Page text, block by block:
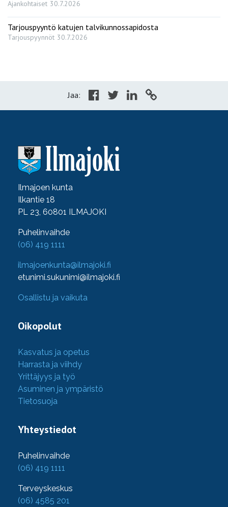
Ajankohtaiset 30.7.2026
Tarjouspyyntö katujen talvikunnossapidosta
Tarjouspyynnöt 30.7.2026
Jaa:
Ilmajoen kunta
Ilkantie 18
PL 23, 60801 ILMAJOKI
Puhelinvaihde
(06) 419 1111
ilmajoenkunta@ilmajoki.fi
etunimi.sukunimi@ilmajoki.fi
Osallistu ja vaikuta
Oikopolut
Kasvatus ja opetus
Harrasta ja viihdy
Yrittäjyys ja työ
Asuminen ja ympäristö
Tietosuoja
Yhteystiedot
Puhelinvaihde
(06) 419 1111
Terveyskeskus
(06) 4585 201